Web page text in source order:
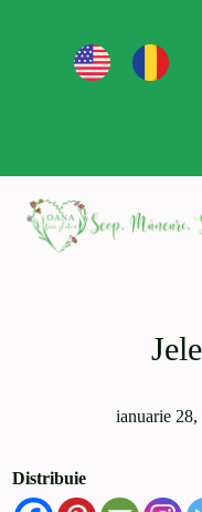
ianuarie 28,
Distribuie